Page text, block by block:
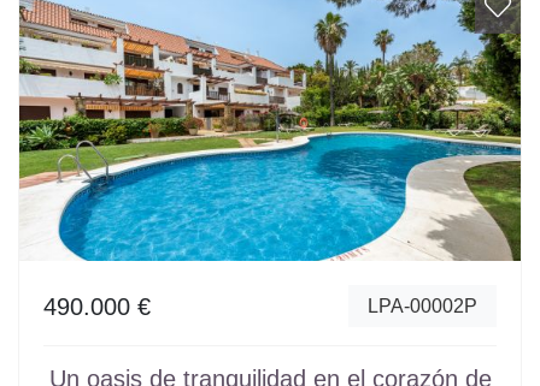
490.000 € LPA-00002P
Un oasis de tranquilidad en el corazón de